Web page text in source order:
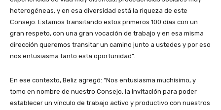
heterogéneas, y en esa diversidad está la riqueza de este
Consejo. Estamos transitando estos primeros 100 días con un
gran respeto, con una gran vocación de trabajo y en esa misma
dirección queremos transitar un camino junto a ustedes y por eso
nos entusiasma tanto esta oportunidad”.
En ese contexto, Beliz agregó: “Nos entusiasma muchísimo, y
tomo en nombre de nuestro Consejo, la invitación para poder
establecer un vínculo de trabajo activo y productivo con nuestros